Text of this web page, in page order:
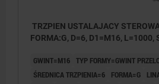
TRZPIEN USTALAJACY
FORMA:G, D=6, D1=M16, L=1000,
GWINT=M16 TYP FORMY=GWINT
ŚREDNICA TRZPIENIA=6
FORMA=G